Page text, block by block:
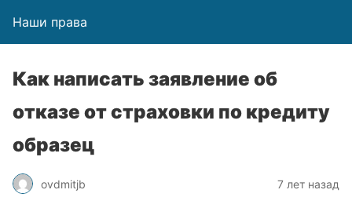
Наши права
Как написать заявление об
отказе от страховки по кредиту
образец
ovdmitjb 7 лет назад